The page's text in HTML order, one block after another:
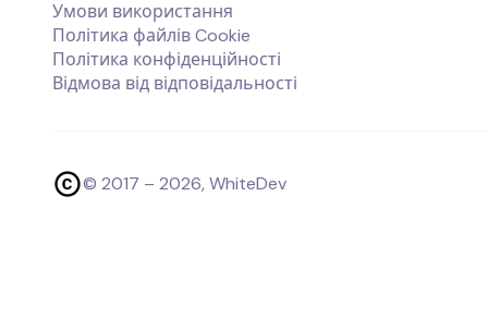
Умови використання
Політика файлів Cookie
Політика конфіденційності
Відмова від відповідальності
© 2017 – 2026, WhiteDev